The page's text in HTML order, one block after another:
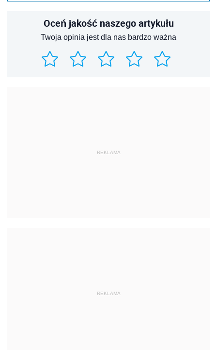
Oceń jakość naszego artykułu
Twoja opinia jest dla nas bardzo ważna
REKLAMA
REKLAMA